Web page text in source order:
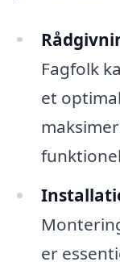
Fagfolk
et
er